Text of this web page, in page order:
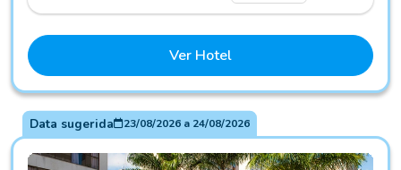
Ver Hotel
Data sugerida 23/08/2026a 24/08/2026